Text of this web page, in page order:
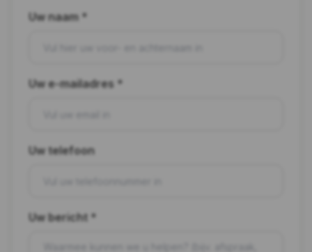
Uw naam *
Uw e-mailadres *
Uw telefoon
Uw bericht *